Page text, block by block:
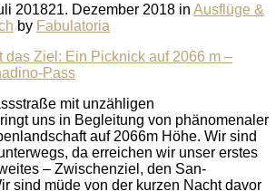
201821. Dezember 2018 in Ausflüge &
by Fabulatoria
mit unzähligen
uns in Begleitung von phänomenaler
auf 2066m Höhe. Wir sind
da erreichen wir unser erstes
– Zwischenziel, den San-
sind müde von der kurzen Nacht davor